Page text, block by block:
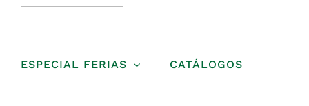
ESPECIAL FERIAS CATÁLOGOS